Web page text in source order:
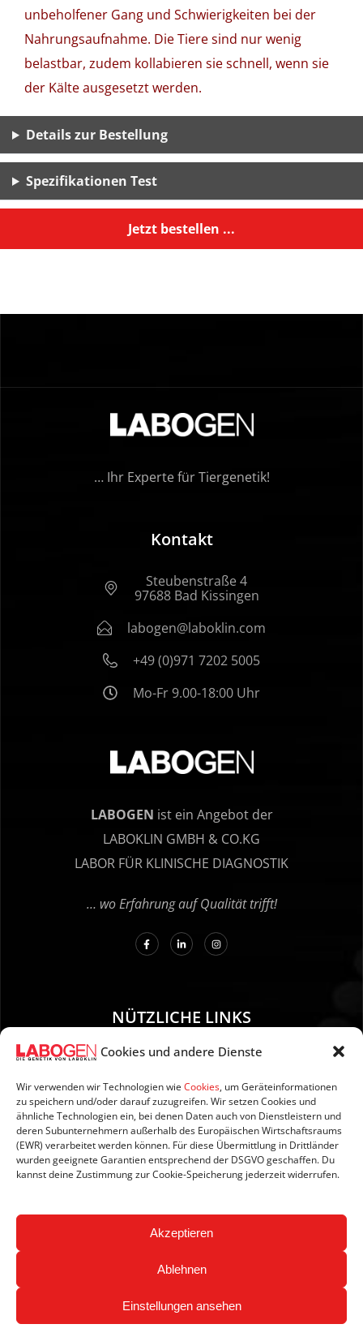
Cookies und andere Dienste
Wir verwenden wir Technologien wie Cookies, um Geräteinformationen
zu speichern und/oder darauf zuzugreifen. Wir setzen Cookies und
ähnliche Technologien ein, bei denen Daten auch von Dienstleistern und
deren Subunternehmern außerhalb des Europäischen Wirtschaftsraums
(EWR) verarbeitet werden können. Für diese Übermittlung in Drittländer
wurden geeignete Garantien entsprechend der DSGVO geschaffen. Du
kannst deine Zustimmung zur Cookie-Speicherung jederzeit widerrufen.
Akzeptieren
Ablehnen
Einstellungen ansehen
unbeholfener Gang und Schwierigkeiten bei der
Nahrungsaufnahme. Die Tiere sind nur wenig
belastbar, zudem kollabieren sie schnell, wenn sie
der Kälte ausgesetzt werden.
Details zur Bestellung
Spezifikationen Test
Jetzt bestellen ...
… Ihr Experte für Tiergenetik!
Kontakt
Steubenstraße 4
97688 Bad Kissingen
labogen@laboklin.com
+49 (0)971 7202 5005
Mo-Fr 9.00-18:00 Uhr
LABOGEN ist ein Angebot der
LABOKLIN GMBH & CO.KG
LABOR FÜR KLINISCHE DIAGNOSTIK
… wo Erfahrung auf Qualität trifft!
NÜTZLICHE LINKS
01. Anleitung zur Probenentnahme
02. Versand und Zahlung
03. Impressum
04. Datenschutzerklärung
05. AGB’s
06. Widerrufsbelehrung
Copyright © 2026 LABOGEN by LABOKLIN. All Rights